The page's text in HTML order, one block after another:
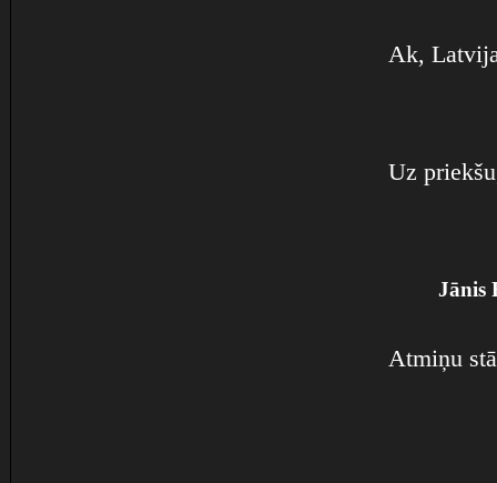
Ak,
Uz
Jānis
Atmiņu